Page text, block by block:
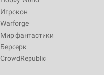
Игрокон
Warforge
Мир фантастики
Берсерк
CrowdRepublic